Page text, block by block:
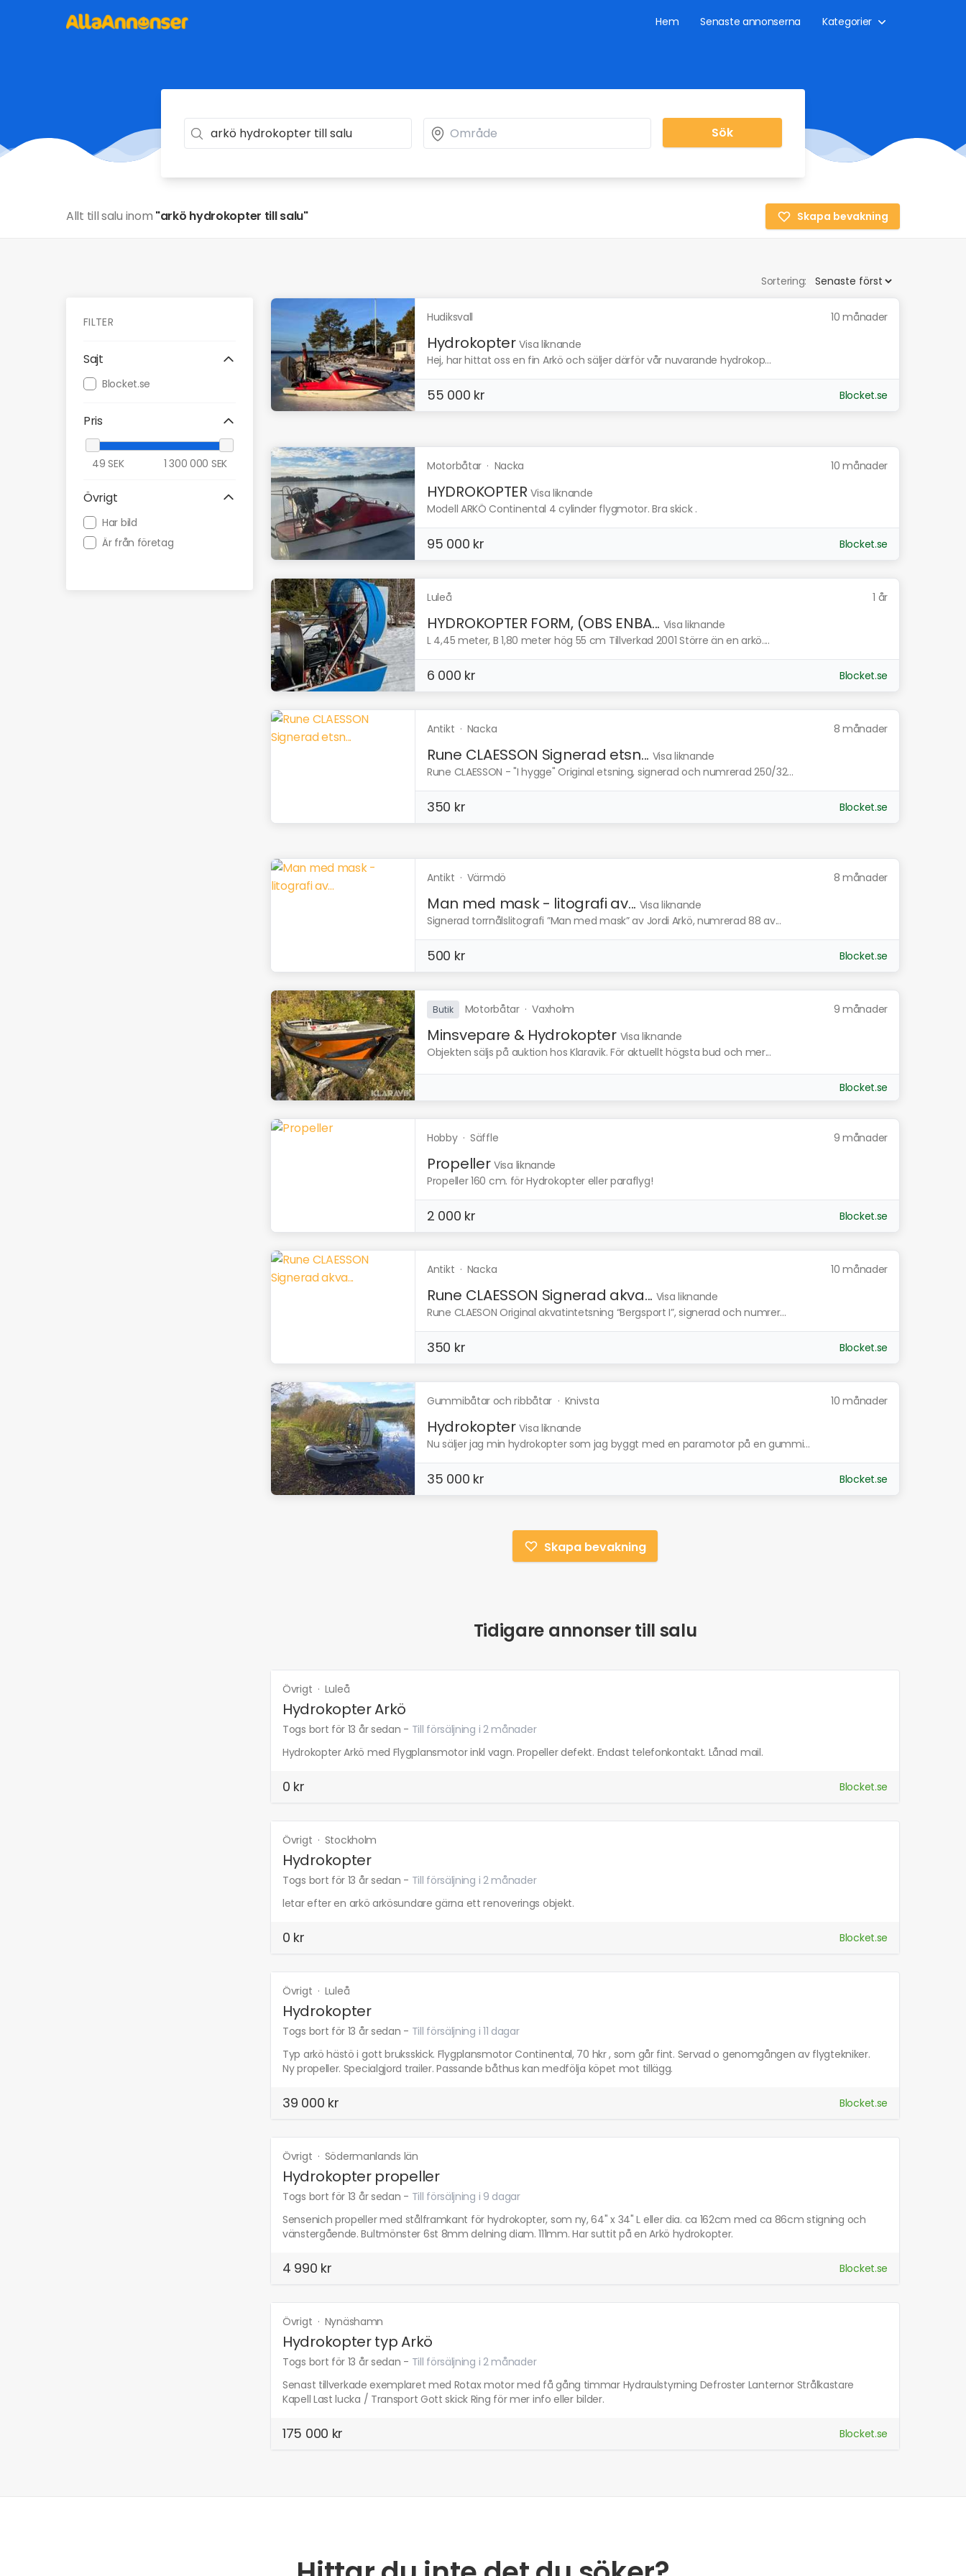
Hem Senaste annonserna Kategorier
Sök
Allt till salu inom "arkö hydrokopter till salu" Skapa bevakning
Sortering:
FILTER
Sajt
Blocket.se
Pris
49 SEK 1 300 000 SEK
Övrigt
Har bild
Är från företag
Hudiksvall 10 månader
Hydrokopter Visa liknande
Hej, har hittat oss en fin Arkö och säljer därför vår nuvarande hydrokop...
55 000 kr Blocket.se
Motorbåtar · Nacka 10 månader
HYDROKOPTER Visa liknande
Modell ARKÖ Continental 4 cylinder flygmotor. Bra skick .
95 000 kr Blocket.se
Luleå 1 år
HYDROKOPTER FORM, (OBS ENBA... Visa liknande
L 4,45 meter, B 1,80 meter hög 55 cm Tillverkad 2001 Större än en arkö....
6 000 kr Blocket.se
Antikt · Nacka 8 månader
Rune CLAESSON Signerad etsn... Visa liknande
Rune CLAESSON - "I hygge" Original etsning, signerad och numrerad 250/32...
350 kr Blocket.se
Antikt · Värmdö 8 månader
Man med mask - litografi av... Visa liknande
Signerad torrnålslitografi ”Man med mask” av Jordi Arkö, numrerad 88 av...
500 kr Blocket.se
Butik Motorbåtar·Vaxholm 9 månader
Minsvepare & Hydrokopter Visa liknande
Objekten säljs på auktion hos Klaravik. För aktuellt högsta bud och mer...
Blocket.se
Hobby· Säffle 9 månader
Propeller Visa liknande
Propeller 160 cm. för Hydrokopter eller paraflyg!
2 000 kr Blocket.se
Antikt · Nacka 10 månader
Rune CLAESSON Signerad akva... Visa liknande
Rune CLAESON Original akvatintetsning “Bergsport I”, signerad och numrer...
350 kr Blocket.se
Gummibåtar och ribbåtar · Knivsta 10 månader
Hydrokopter Visa liknande
Nu säljer jag min hydrokopter som jag byggt med en paramotor på en gummi...
35 000 kr Blocket.se
Skapa bevakning
Tidigare annonser till salu
Övrigt · Luleå
Hydrokopter Arkö
Togs bort för 13 år sedan - Till försäljning i 2 månader
Hydrokopter Arkö med Flygplansmotor inkl vagn. Propeller defekt. Endast telefonkontakt. Lånad mail.
0 kr Blocket.se
Övrigt · Stockholm
Hydrokopter
Togs bort för 13 år sedan - Till försäljning i 2 månader
letar efter en arkö arkösundare gärna ett renoverings objekt.
0 kr Blocket.se
Övrigt · Luleå
Hydrokopter
Togs bort för 13 år sedan - Till försäljning i 11 dagar
Typ arkö hästö i gott bruksskick. Flygplansmotor Continental, 70 hkr , som går fint. Servad o genomgången av flygtekniker.
Ny propeller. Specialgjord trailer. Passande båthus kan medfölja köpet mot tillägg.
39 000 kr Blocket.se
Övrigt · Södermanlands län
Hydrokopter propeller
Togs bort för 13 år sedan - Till försäljning i 9 dagar
Sensenich propeller med stålframkant för hydrokopter, som ny, 64" x 34" L eller dia. ca 162cm med ca 86cm stigning och
vänstergående. Bultmönster 6st 8mm delning diam. 111mm. Har suttit på en Arkö hydrokopter.
4 990 kr Blocket.se
Övrigt · Nynäshamn
Hydrokopter typ Arkö
Togs bort för 13 år sedan - Till försäljning i 2 månader
Senast tillverkade exemplaret med Rotax motor med få gång timmar Hydraulstyrning Defroster Lanternor Strålkastare
Kapell Last lucka / Transport Gott skick Ring för mer info eller bilder.
175 000 kr Blocket.se